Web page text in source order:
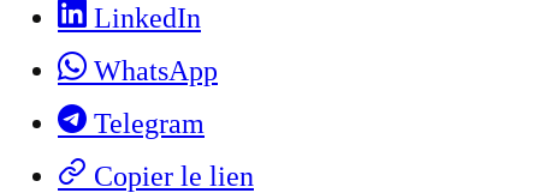
LinkedIn
WhatsApp
Telegram
Copier le lien